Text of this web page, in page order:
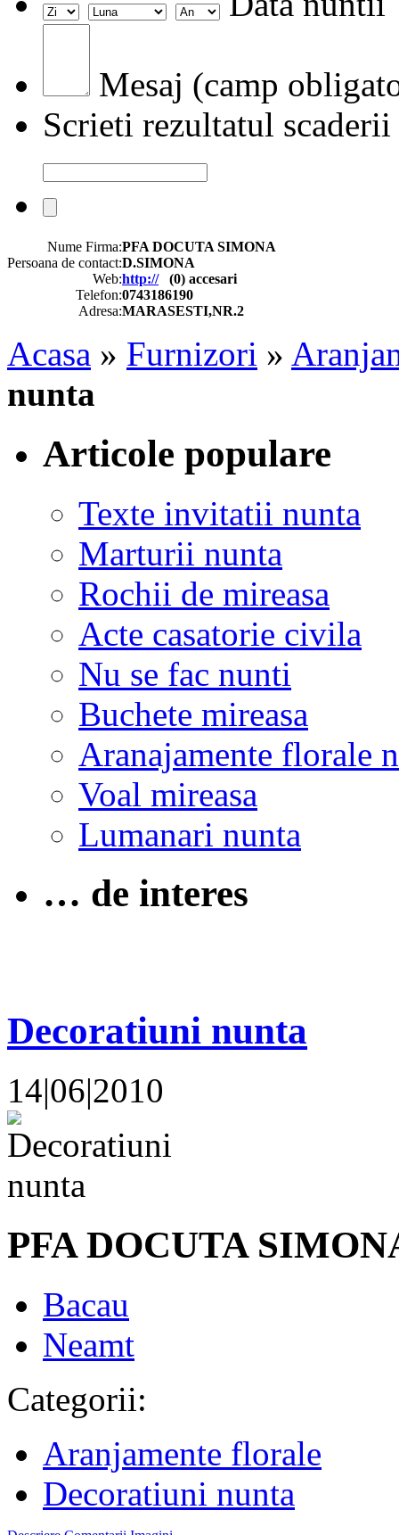
Mesaj (camp
Scrieti rezultatul scaderii
Nume Firma:PFA DOCUTA SIMONA
Persoana de contact:D.SIMONA
Web:http:// (0) accesari
Telefon:0743186190
Adresa:MARASESTI,NR.2
Acasa » Furnizori »
nunta
Articole populare
Texte invitatii nunta
Marturii nunta
Rochii de mireasa
Acte casatorie civila
Nu se fac nunti
Buchete mireasa
Aranajamente florale
Voal mireasa
Lumanari nunta
… de interes
Decoratiuni nunta
14|06|2010
PFA DOCUTA
Bacau
Neamt
Categorii:
Aranjamente florale
Decoratiuni nunta